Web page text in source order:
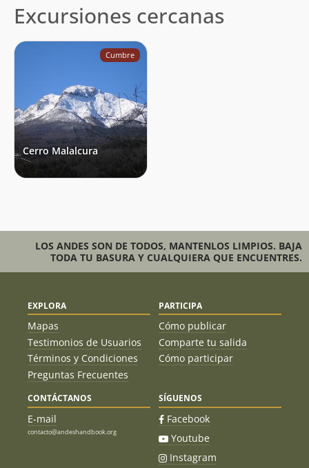
con un conjunto de rocas que evaluamos cuidadosamente.
Aunque ll
Excursiones cercanas
Cumbre
Cerro Malalcura
LOS ANDES SON DE TODOS, MANTENLOS LIMPIOS. BAJA
TODA TU BASURA Y CUALQUIERA QUE ENCUENTRES.
EXPLORA
Mapas
Testimonios de Usuarios
Términos y Condiciones
Preguntas Frecuentes
PARTICIPA
Cómo publicar
Comparte tu salida
Cómo participar
CONTÁCTANOS
E-mail
contacto@andeshandbook.org
SÍGUENOS
Facebook
Youtube
Instagram